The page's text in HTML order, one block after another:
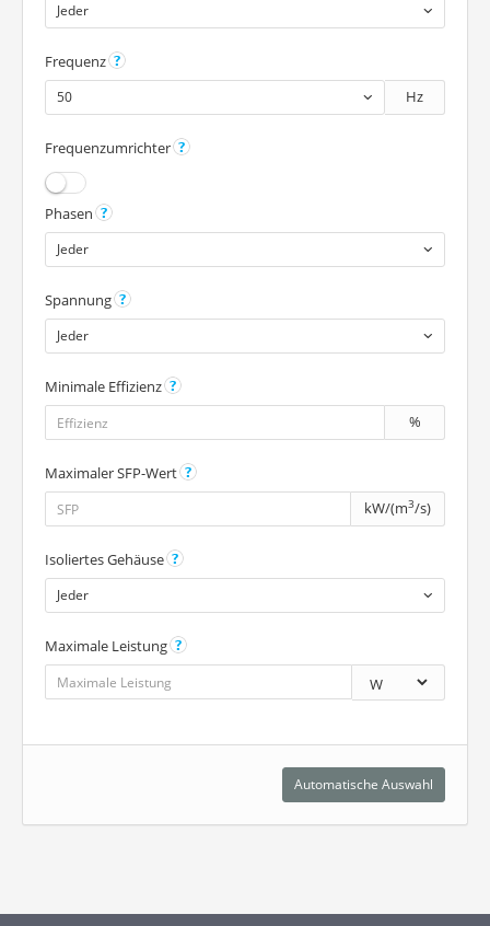
Jeder
Frequenz
50 Hz
Frequenzumrichter
Phasen
Jeder
Spannung
Jeder
Minimale Effizienz
%
Maximaler SFP-Wert
kW/(m3/s)
Isoliertes Gehäuse
Jeder
Maximale Leistung
Automatische Auswahl